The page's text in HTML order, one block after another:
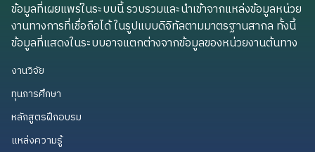
ข้อมูลที่เผยแพร่ในระบบนี้ รวบรวมและนำเข้าจากแหล่งข้อมูลหน่วย
งานทางการที่เชื่อถือได้ ในรูปแบบดิจิทัลตามมาตรฐานสากล ทั้งนี้
ข้อมูลที่แสดงในระบบอาจแตกต่างจากข้อมูลของหน่วยงานต้นทาง
งานวิจัย
ทุนการศึกษา
หลักสูตรฝึกอบรม
แหล่งความรู้แหล่งความรู้